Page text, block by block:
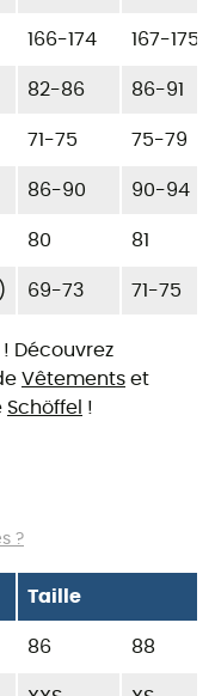
166-174 167-175
82-86 86-91
71-75 75-79
86-90 90-94
80 81
69-73 71-75
Découvrez
Vêtements et
Schöffel !
?
Taille
86 88